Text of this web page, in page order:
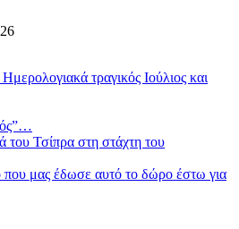
τραγικός Ιούλιος και
του Τσίπρα στη στάχτη του
μας έδωσε αυτό το δώρο έστω για